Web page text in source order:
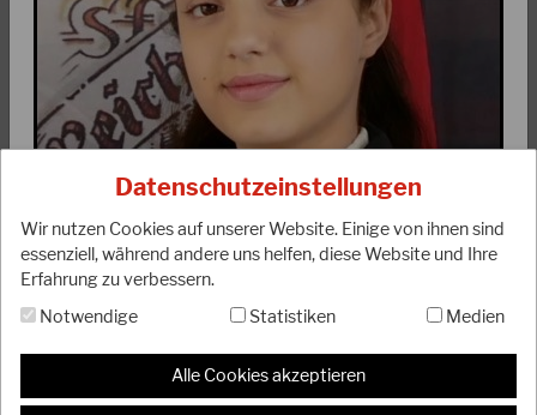
Datenschutzeinstellungen
Wir nutzen Cookies auf unserer Website. Einige von ihnen sind
essenziell, während andere uns helfen, diese Website und Ihre
Erfahrung zu verbessern.
Notwendige
Statistiken Medien
Alle Cookies akzeptieren
03.03.2024
JKA-Europameisterschaft 2024
06.04.2024 in Gent (Belgien) statt. Wir drücken unserer
WEITERLESEN